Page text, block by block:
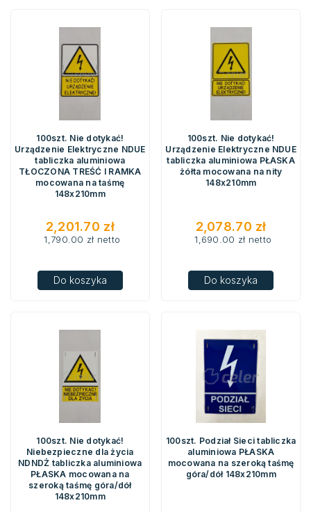
100szt. Nie dotykać!
Urządzenie Elektryczne NDUE
tabliczka aluminiowa
TŁOCZONA TREŚĆ I RAMKA
mocowana na taśmę
148x210mm
2,201.70 zł
1,790.00 zł netto
Do koszyka
100szt. Nie dotykać!
Urządzenie Elektryczne NDUE
tabliczka aluminiowa PŁASKA
żółta mocowana na nity
148x210mm
2,078.70 zł
1,690.00 zł netto
Do koszyka
100szt. Nie dotykać!
Niebezpieczne dla życia
NDNDŻ tabliczka aluminiowa
PŁASKA mocowana na
szeroką taśmę góra/dół
148x210mm
100szt. Podział Sieci tabliczka
aluminiowa PŁASKA
mocowana na szeroką taśmę
góra/dół 148x210mm